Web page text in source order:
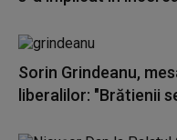
Sorin Grindeanu,
liberalilor: "Brătienii